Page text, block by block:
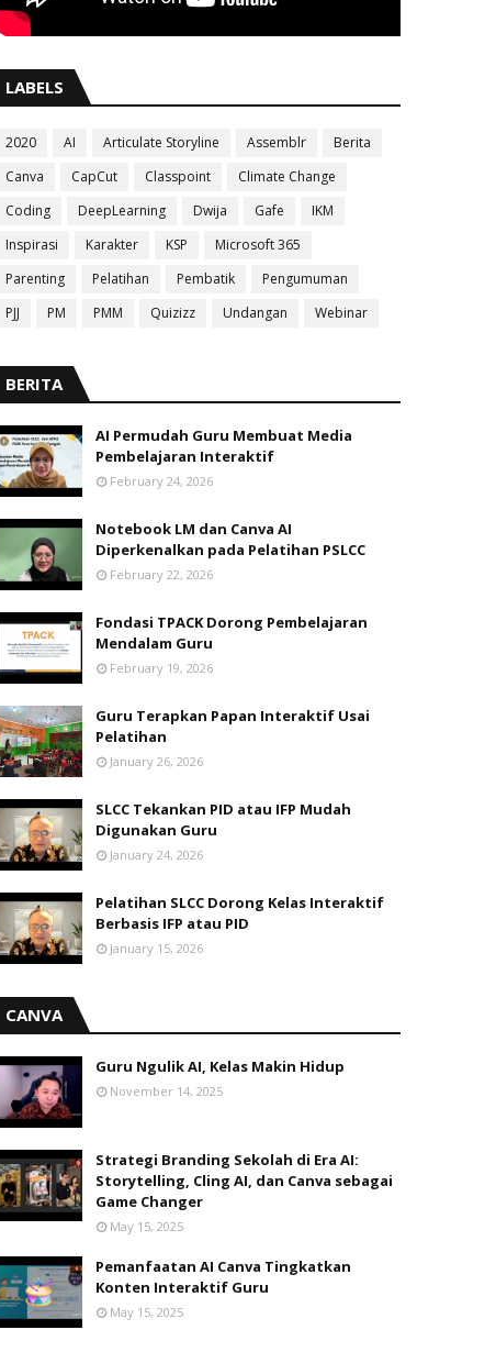
LABELS
2020 AI Articulate Storyline Assemblr
Berita
Canva
CapCut Classpoint
Climate Change
Coding
DeepLearning Dwija Gafe
IKM
Inspirasi
Karakter KSP
Microsoft 365
Parenting
Pelatihan Pembatik
Pengumuman
PJJ
PM PMM Quizizz Undangan Webinar
BERITA
AI Permudah Guru Membuat Media
Pembelajaran Interaktif
February 24, 2026
Notebook LM dan Canva AI
Diperkenalkan pada Pelatihan PSLCC
February 22, 2026
Fondasi TPACK Dorong Pembelajaran
Mendalam Guru
February 19, 2026
Guru Terapkan Papan Interaktif Usai
Pelatihan
January 26, 2026
SLCC Tekankan PID atau IFP Mudah
Digunakan Guru
January 24, 2026
Pelatihan SLCC Dorong Kelas Interaktif
Berbasis IFP atau PID
January 15, 2026
CANVA
Guru Ngulik AI, Kelas Makin Hidup
November 14, 2025
Strategi Branding Sekolah di Era AI:
Storytelling, Cling AI, dan Canva sebagai
Game Changer
May 15, 2025
Pemanfaatan AI Canva Tingkatkan
Konten Interaktif Guru
May 15, 2025